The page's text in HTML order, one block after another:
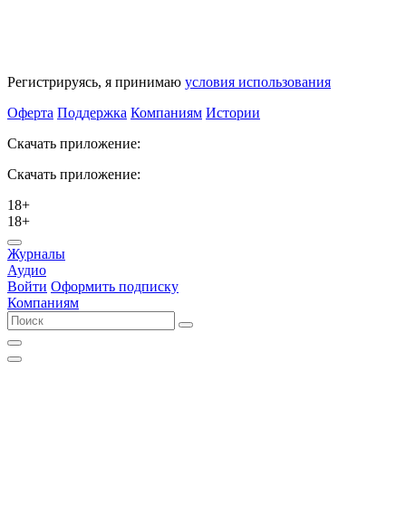
Регистрируясь, я принимаю условия использования
Оферта Поддержка Компаниям Истории
Скачать приложение:
Скачать приложение:
18+
18+
Журналы
Аудио
Войти Оформить подписку
Компаниям